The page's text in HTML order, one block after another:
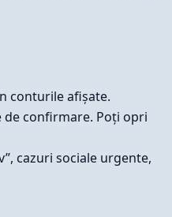
conturile afișate.
confirmare. Poți opri
cazuri sociale urgente,